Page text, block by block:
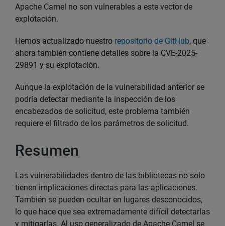
Apache Camel no son vulnerables a este vector de
explotación.
Hemos actualizado nuestro repositorio de GitHub, que
ahora también contiene detalles sobre la CVE-2025-
29891 y su explotación.
Aunque la explotación de la vulnerabilidad anterior se
podría detectar mediante la inspección de los
encabezados de solicitud, este problema también
requiere el filtrado de los parámetros de solicitud.
Resumen
Las vulnerabilidades dentro de las bibliotecas no solo
tienen implicaciones directas para las aplicaciones.
También se pueden ocultar en lugares desconocidos,
lo que hace que sea extremadamente difícil detectarlas
y mitigarlas. Al uso generalizado de Apache Camel se